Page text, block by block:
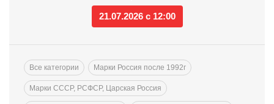
21.07.2026 с 12:00
Все категории Марки Россия после 1992г
Марки СССР, РСФСР, Царская Россия